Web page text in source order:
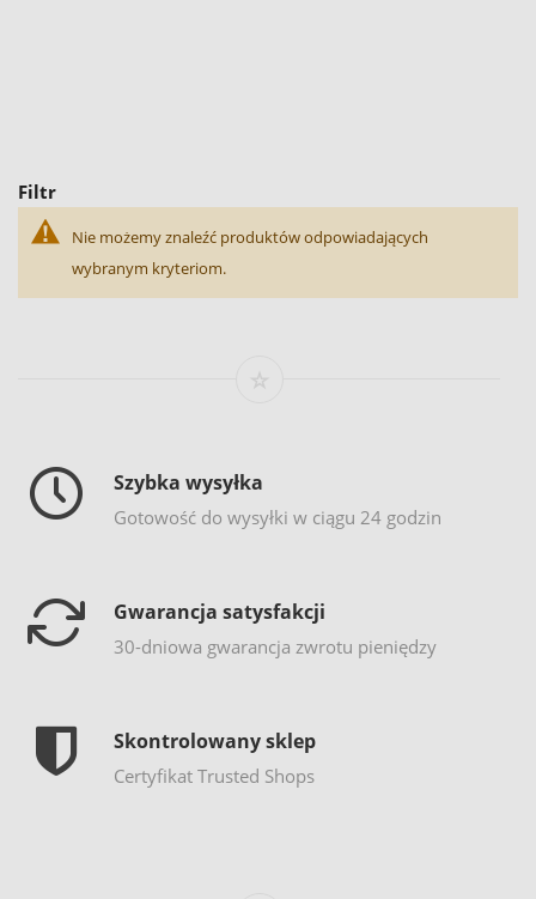
Filtr
Nie możemy znaleźć produktów odpowiadających
wybranym kryteriom.
Szybka wysyłka
Gotowość do wysyłki w ciągu 24 godzin
Gwarancja satysfakcji
30-dniowa gwarancja zwrotu pieniędzy
Skontrolowany sklep
Certyfikat Trusted Shops